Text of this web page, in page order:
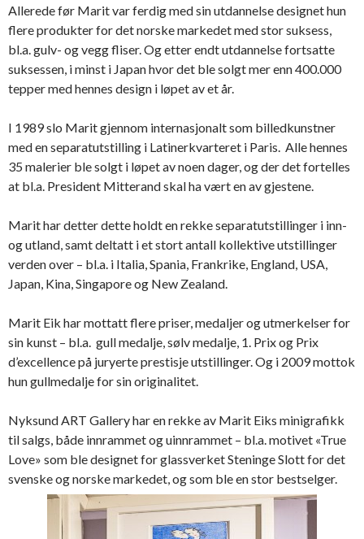
Allerede før Marit var ferdig med sin utdannelse designet hun
flere produkter for det norske markedet med stor suksess,
bl.a. gulv- og vegg fliser. Og etter endt utdannelse fortsatte
suksessen, i minst i Japan hvor det ble solgt mer enn 400.000
tepper med hennes design i løpet av et år.
I 1989 slo Marit gjennom internasjonalt som billedkunstner
med en separatutstilling i Latinerkvarteret i Paris. Alle hennes
35 malerier ble solgt i løpet av noen dager, og der det fortelles
at bl.a. President Mitterand skal ha vært en av gjestene.
Marit har detter dette holdt en rekke separatutstillinger i inn-
og utland, samt deltatt i et stort antall kollektive utstillinger
verden over – bl.a. i Italia, Spania, Frankrike, England, USA,
Japan, Kina, Singapore og New Zealand.
Marit Eik har mottatt flere priser, medaljer og utmerkelser for
sin kunst – bl.a. gull medalje, sølv medalje, 1. Prix og Prix
d’excellence på juryerte prestisje utstillinger. Og i 2009 mottok
hun gullmedalje for sin originalitet.
Nyksund ART Gallery har en rekke av Marit Eiks minigrafikk
til salgs, både innrammet og uinnrammet – bl.a. motivet «True
Love» som ble designet for glassverket Steninge Slott for det
svenske og norske markedet, og som ble en stor bestselger.